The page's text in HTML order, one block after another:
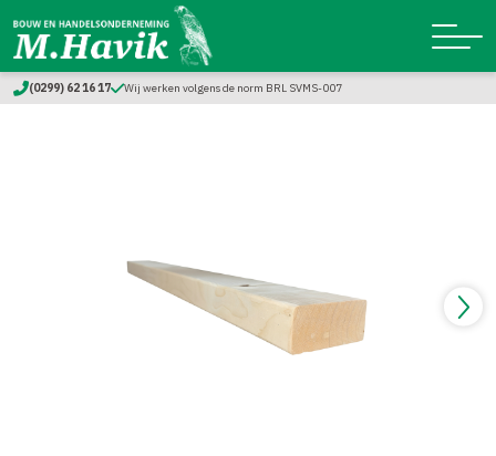
(0299) 62 16 17 Wij werken volgens de norm BRL SVMS-007